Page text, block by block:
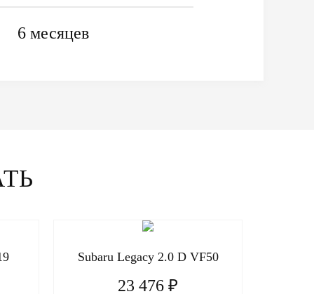
6 месяцев
Subaru Legacy 2.0 D VF50
23 476 ₽